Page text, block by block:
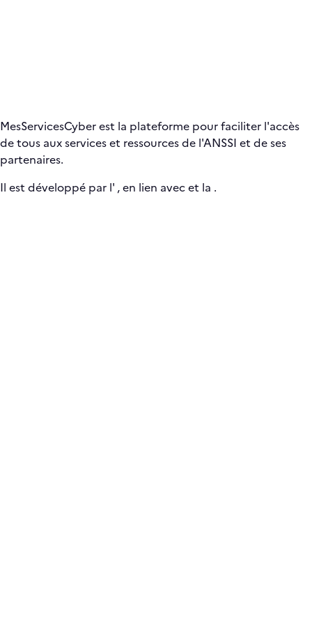
MesServicesCyber est la plateforme pour faciliter l'accès
de tous aux services et ressources de l'ANSSI et de ses
partenaires.
Il est développé par l' , en lien avecet la .